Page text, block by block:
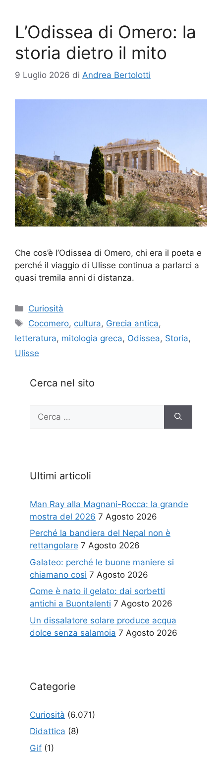
L’Odissea di Omero: la
storia dietro il mito
9 Luglio 2026 di Andrea Bertolotti
Che cos’è l’Odissea di Omero, chi era il poeta e
perché il viaggio di Ulisse continua a parlarci a
quasi tremila anni di distanza.
Categorie
Curiosità
Tag
Cocomero, cultura, Grecia antica,
letteratura, mitologia greca, Odissea, Storia,
Ulisse
Cerca nel sito
per:
Ultimi articoli
Man Ray alla Magnani-Rocca: la grande
mostra del 2026 7 Agosto 2026
Perché la bandiera del Nepal non è
rettangolare 7 Agosto 2026
Galateo: perché le buone maniere si
chiamano così 7 Agosto 2026
Come è nato il gelato: dai sorbetti
antichi a Buontalenti 7 Agosto 2026
Un dissalatore solare produce acqua
dolce senza salamoia 7 Agosto 2026
Categorie
Curiosità (6.071)
Didattica (8)
Gif (1)